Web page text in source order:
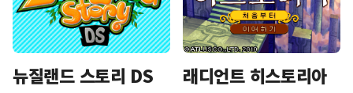
뉴질랜드 스토리 DS 래디언트 히스토리아